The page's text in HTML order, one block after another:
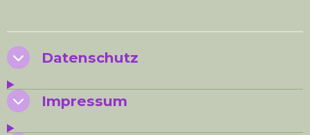
n
n
n
n
Datenschutz
Impressum